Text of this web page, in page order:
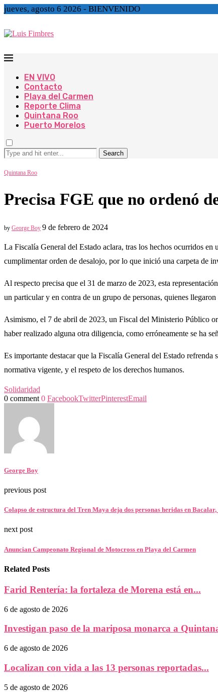
jueves, agosto 6 2026 - BIENVENIDO
EN VIVO
Contacto
Playa del Carmen
Reporte Clima
Quintana Roo
Puerto Morelos
Search
Quintana Roo
Precisa FGE que no ordenó
by George Boy 9 de febrero de 2024
La Fiscalía General del Estado aclara, tras los hechos ocurridos
cumplimentar orden de desalojo, por lo que inició una carpeta de
Al respecto precisa que el 31 de marzo de 2023, esta
un particular y en contra de un grupo de personas, quienes
Asimismo, el 7 de abril de 2023, un Fiscal del Ministerio Público
haber realizado alguna otra diligencia, como erróneamente se ha
Es importante destacar que la Fiscalía General del Estado
normativa vigente, y el respeto de los derechos humanos.
Solidaridad
0 comment 0 FacebookTwitterPinterestEmail
George Boy
previous post
Colapso de estructura del Tren Maya deja dos personas heridas en
next post
Anuncian Campeonato Regional de Motocross en Playa del Carmen
Related Posts
Farid Rentería: la fortaleza de Morena está en...
6 de agosto de 2026
Investigan paso de la mariposa monarca a
6 de agosto de 2026
Localizan con vida a las 13 personas reportadas...
5 de agosto de 2026